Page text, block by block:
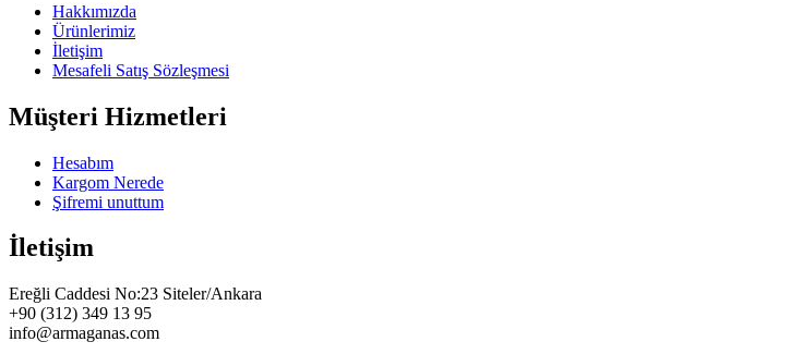
Hakkımızda
Ürünlerimiz
İletişim
Mesafeli Satış Sözleşmesi
Müşteri Hizmetleri
Hesabım
Kargom Nerede
Şifremi unuttum
İletişim
Ereğli Caddesi No:23 Siteler/Ankara
+90 (312) 349 13 95
info@armaganas.com